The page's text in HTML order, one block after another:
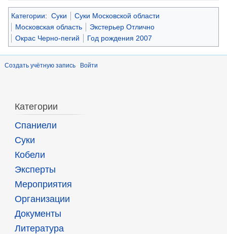
Категории: Суки
Суки Московской области
Московская область
Экстерьер Отлично
Окрас Черно-пегий
Год рождения 2007
Создать учётную запись Войти
Категории
Спаниели
Суки
Кобели
Эксперты
Мероприятия
Организации
Документы
Литература